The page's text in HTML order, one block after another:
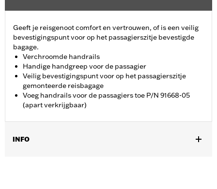
Geeft je reisgenoot comfort en vertrouwen, of is een veilig
bevestigingspunt voor op het passagierszitje bevestigde
bagage.
Verchroomde handrails
Handige handgreep voor de passagier
Veilig bevestigingspunt voor op het passagierszitje
gemonteerde reisbagage
Voeg handrails voor de passagiers toe P/N 91668-05
(apart verkrijgbaar)
INFO